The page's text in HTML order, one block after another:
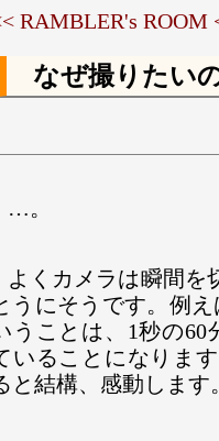
RAMBLER's ROOM
なぜ撮りたい
…。
よくカメラは瞬間を
うにそうです。例
うことは、1秒の60
いることになりま
と結構、感動します